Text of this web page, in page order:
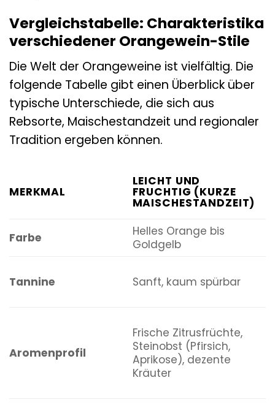
Vergleichstabelle: Charakteristika
verschiedener Orangewein-Stile
Die Welt der Orangeweine ist vielfältig. Die
folgende Tabelle gibt einen Überblick über
typische Unterschiede, die sich aus
Rebsorte, Maischestandzeit und regionaler
Tradition ergeben können.
MERKMAL
LEICHT UND
FRUCHTIG (KURZE
MAISCHESTANDZEIT)
Farbe
Helles Orange bis
Goldgelb
Tannine Sanft, kaum spürbar
Aromenprofil
Frische Zitrusfrüchte,
Steinobst (Pfirsich,
Aprikose), dezente
Kräuter